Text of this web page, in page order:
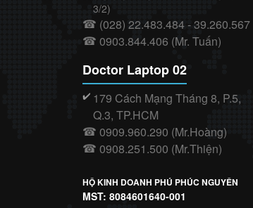
3/2)
☎ (028) 22.483.484 - 39.260.567
☎ 0903.844.406 (Mr. Tuấn)
Doctor Laptop 02
✔️ 179 Cách Mạng Tháng 8, P.5,
Q.3, TP.HCM
☎ 0909.960.290 (Mr.Hoàng)
☎ 0908.251.500 (Mr.Thiện)
HỘ KINH DOANH PHÚ PHÚC NGUYÊN
MST: 8084601640-001